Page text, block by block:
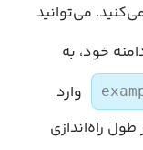
می‌توانید
خود، به
وارد
راه‌اندازی